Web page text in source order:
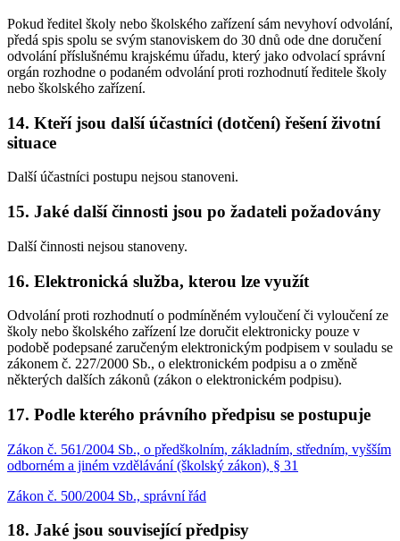
Pokud ředitel školy nebo školského zařízení sám nevyhoví odvolání,
předá spis spolu se svým stanoviskem do 30 dnů ode dne doručení
odvolání příslušnému krajskému úřadu, který jako odvolací správní
orgán rozhodne o podaném odvolání proti rozhodnutí ředitele školy
nebo školského zařízení.
14. Kteří jsou další účastníci (dotčení) řešení životní
situace
Další účastníci postupu nejsou stanoveni.
15. Jaké další činnosti jsou po žadateli požadovány
Další činnosti nejsou stanoveny.
16. Elektronická služba, kterou lze využít
Odvolání proti rozhodnutí o podmíněném vyloučení či vyloučení ze
školy nebo školského zařízení lze doručit elektronicky pouze v
podobě podepsané zaručeným elektronickým podpisem v souladu se
zákonem č. 227/2000 Sb., o elektronickém podpisu a o změně
některých dalších zákonů (zákon o elektronickém podpisu).
17. Podle kterého právního předpisu se postupuje
Zákon č. 561/2004 Sb., o předškolním, základním, středním, vyšším
odborném a jiném vzdělávání (školský zákon), § 31
Zákon č. 500/2004 Sb., správní řád
18. Jaké jsou související předpisy